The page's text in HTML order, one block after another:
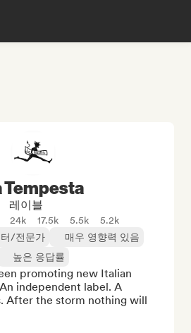
Tempesta
레이블
24k 17.5k 5.5k
5.2k
/전문가
매우 영향력 있음
높은 응답률
promoting new Italian
independent label. A
After the storm nothing will